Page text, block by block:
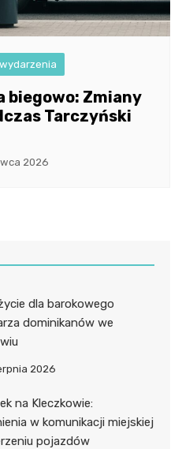
wydarzenia
biegowo: Zmiany
Tarczyński
2026
dla barokowego
dominikanów we
2026
na Kleczkowie:
w komunikacji miejskiej
pojazdów